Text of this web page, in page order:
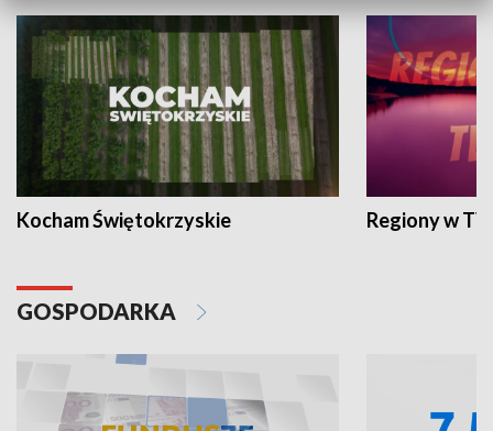
Kocham Świętokrzyskie Regiony w
GOSPODARKA